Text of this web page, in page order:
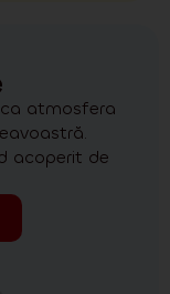
atmosfera
acoperit de